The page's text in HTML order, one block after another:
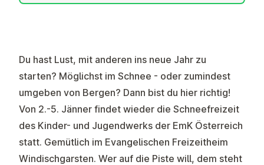
Du hast Lust, mit anderen ins neue Jahr zu
starten? Möglichst im Schnee - oder zumindest
umgeben von Bergen? Dann bist du hier richtig!
Von 2.-5. Jänner findet wieder die Schneefreizeit
des Kinder- und Jugendwerks der EmK Österreich
statt. Gemütlich im Evangelischen Freizeitheim
Windischgarsten. Wer auf die Piste will, dem steht